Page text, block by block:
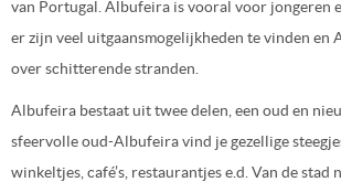
van Portugal. Albufeira is vooral voor jongeren
er zijn veel uitgaansmogelijkheden te vinden en
over schitterende stranden.
Albufeira bestaat uit twee delen, een oud en
sfeervolle oud-Albufeira vind je gezellige
winkeltjes, café’s, restaurantjes e.d. Van de